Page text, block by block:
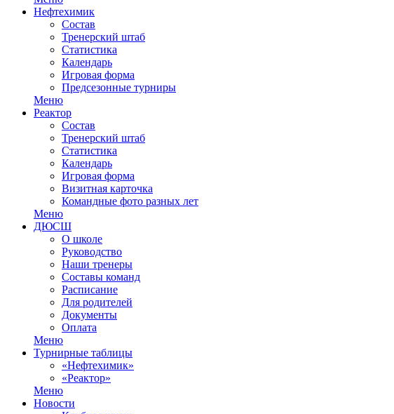
Нефтехимик
Состав
Тренерский штаб
Статистика
Календарь
Игровая форма
Предсезонные турниры
Меню
Реактор
Состав
Тренерский штаб
Статистика
Календарь
Игровая форма
Визитная карточка
Командные фото разных лет
Меню
ДЮСШ
О школе
Руководство
Наши тренеры
Составы команд
Расписание
Для родителей
Документы
Оплата
Меню
Турнирные таблицы
«Нефтехимик»
«Реактор»
Меню
Новости